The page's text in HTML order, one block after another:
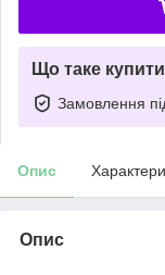
Що таке
Замовлення
Опис
Опис